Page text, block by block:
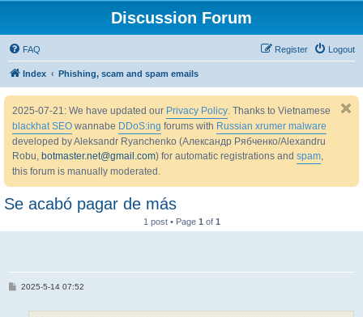
Discussion Forum
FAQ Logout
Register
Index Phishing, scam and spam emails
2025-07-21: We have updated our Privacy Policy. Thanks to Vietnamese
blackhat SEO wannabe DDoS:ing forums with Russian xrumer malware
developed by Aleksandr Ryanchenko (Александр Рябченко/Alexandru
Robu, botmaster.net@gmail.com) for automatic registrations and spam,
this forum is manually moderated.
Se acabó pagar de más
1 post • Page 1 of 1
P2025-5-14 07:52